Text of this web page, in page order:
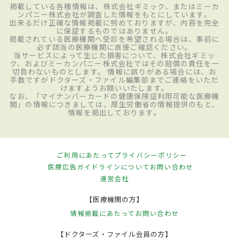
掲載している各種情報は、株式会社ギミック、またはミーカ
ンパニー株式会社が調査した情報をもとにしています。
出来るだけ正確な情報掲載に努めておりますが、内容を完全
に保証するものではありません。
掲載されている医療機関へ受診を希望される場合は、事前に
必ず該当の医療機関に直接ご確認ください。
当サービスによって生じた損害について、株式会社ギミッ
ク、およびミーカンパニー株式会社ではその賠償の責任を一
切負わないものとします。 情報に誤りがある場合には、お
手数ですがドクターズ・ファイル編集部までご連絡をいただ
けますようお願いいたします。
なお、「マイナンバーカードの健康保険証利用可能な医療機
関」の情報につきましては、厚生労働省の情報提供のもと、
情報を掲出しております。
ご利用にあたってプライバシーポリシー
医療広告ガイドラインについてお問い合わせ
運営会社
【医療機関の方】
情報掲載にあたって お問い合わせ
【ドクターズ・ファイル会員の方】